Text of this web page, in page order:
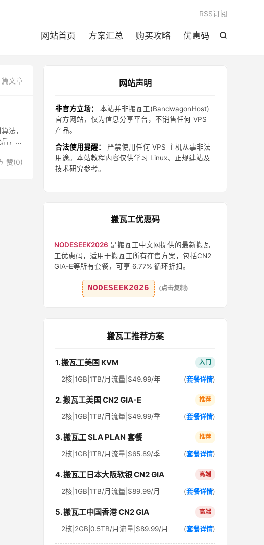

网站首页 方案汇总 购买攻略 优惠码
RSS订阅
篇文章
法，
，都
赞(0)
网站声明
非官方立场：
本站并非搬瓦工(BandwagonHost)
官方网站，仅为信息分享平台，不销售任何 VPS
产品。
合法使用提醒：
严禁使用任何 VPS 主机从事非法
用途。本站教程内容仅供学习 Linux、正规建站及
技术研究参考。
搬瓦工优惠码
NODESEEK2026 是搬瓦工中文网提供的最新搬瓦
工优惠码，适用于搬瓦工所有在售方案，包括CN2
GIA-E等所有套餐，可享 6.77% 循环折扣。
NODESEEK2026 (点击复制)
搬瓦工推荐方案
1. 搬瓦工美国 KVM 入门
2核|1GB|1TB/月流量|$49.99/年 (套餐详情)
2. 搬瓦工美国 CN2 GIA-E 推荐
2核|1GB|1TB/月流量|$49.99/季 (套餐详情)
3. 搬瓦工 SLA PLAN 套餐 推荐
2核|1GB|1TB/月流量|$65.89/季 (套餐详情)
4. 搬瓦工日本大阪软银 CN2 GIA 高端
2核|1GB|1TB/月流量|$89.99/月 (套餐详情)
5. 搬瓦工中国香港 CN2 GIA 高端
2核|2GB|0.5TB/月流量|$89.99/月 (套餐详情)